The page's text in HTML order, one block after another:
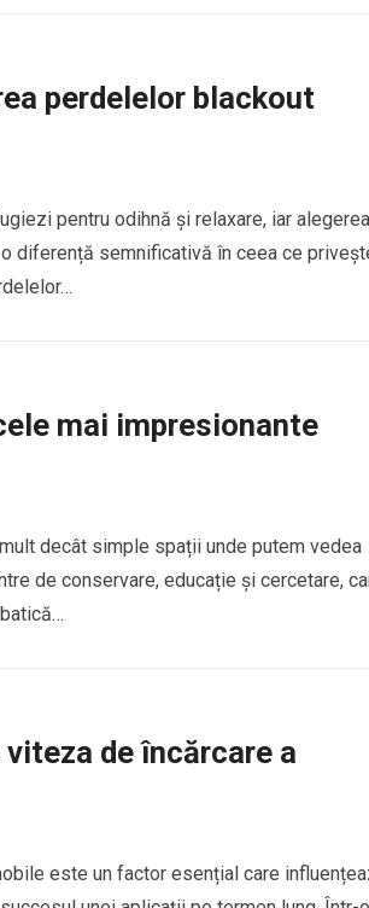
perdelelor blackout
pentru odihnă și relaxare, iar alegerea
diferență semnificativă în ceea ce
mai impresionante
decât simple spații unde putem vedea
de conservare, educație și cercetare,
de încărcare a
este un factor esențial care